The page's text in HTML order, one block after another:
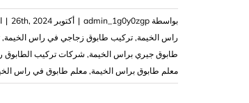
بواسطة admin_1g0y0zgp
| أكتوبر 26th, 2024 |
راس الخيمة, تركيب طابوق زجاجي في راس الخيمة,
طابوق جيري براس الخيمة, شركات تركيب الطابوق
معلم طابوق براس الخيمة,معلم طابوق في راس